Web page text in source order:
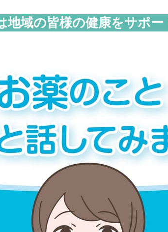
地域の皆様の健康をサポー